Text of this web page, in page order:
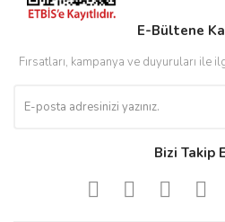
E-Bültene
Fırsatları, kampanya ve duyuruları ile
Bizi Takip